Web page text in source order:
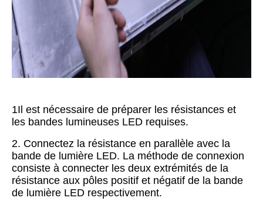
1Il est nécessaire de préparer les résistances et
les bandes lumineuses LED requises.
2. Connectez la résistance en parallèle avec la
bande de lumière LED. La méthode de connexion
consiste à connecter les deux extrémités de la
résistance aux pôles positif et négatif de la bande
de lumière LED respectivement.